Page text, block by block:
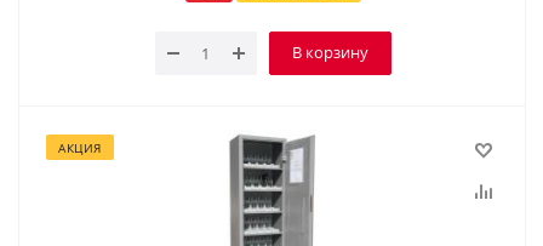
В корзину
АКЦИЯ